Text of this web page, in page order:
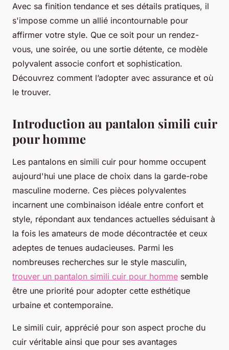
Avec sa finition tendance et ses détails pratiques, il
s'impose comme un allié incontournable pour
affirmer votre style. Que ce soit pour un rendez-
vous, une soirée, ou une sortie détente, ce modèle
polyvalent associe confort et sophistication.
Découvrez comment l’adopter avec assurance et où
le trouver.
Introduction au pantalon simili cuir
pour homme
Les pantalons en simili cuir pour homme occupent
aujourd'hui une place de choix dans la garde-robe
masculine moderne. Ces pièces polyvalentes
incarnent une combinaison idéale entre confort et
style, répondant aux tendances actuelles séduisant à
la fois les amateurs de mode décontractée et ceux
adeptes de tenues audacieuses. Parmi les
nombreuses recherches sur le style masculin,
trouver un pantalon simili cuir pour homme semble
être une priorité pour adopter cette esthétique
urbaine et contemporaine.
Le simili cuir, apprécié pour son aspect proche du
cuir véritable ainsi que pour ses avantages